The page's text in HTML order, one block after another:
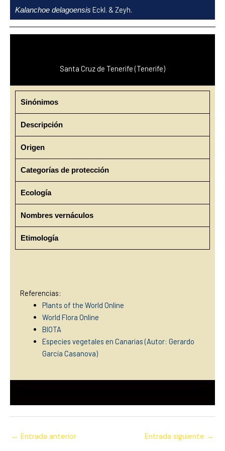
contenido
Kalanchoe delagoensis Eckl. & Zeyh.
Santa Cruz de Tenerife (Tenerife)
Sinónimos
Descripción
Origen
Categorías de protección
Ecología
Nombres vernáculos
Etimología
Referencias:
Plants of the World Online
World Flora Online
BIOTA
Especies vegetales en Canarias (Autor: Gerardo
García Casanova)
← Entrada anterior Entrada siguiente →